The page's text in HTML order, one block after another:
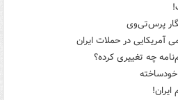
پرس‌تی‌وی
در حملات ایران
چه تغییری کرده؟